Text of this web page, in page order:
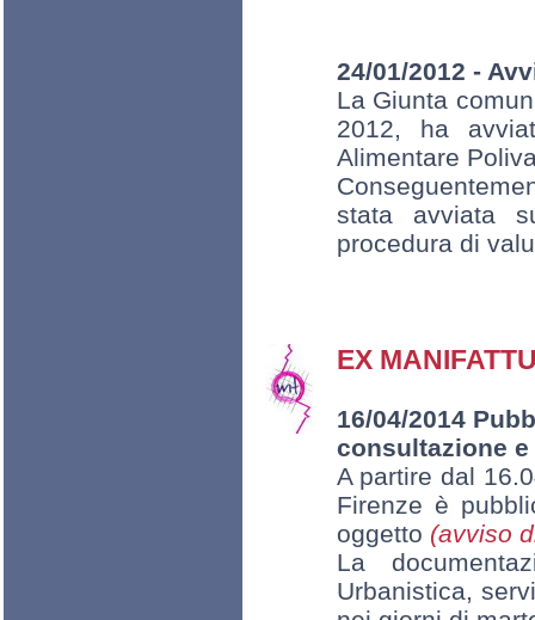
24/01/2012 -
La Giunta
2012, ha
Alimentare
stata avviata
procedura di
EX
16/04/2014
consultazione
A partire dal
Firenze è
oggetto (avviso
La
Urbanistica,